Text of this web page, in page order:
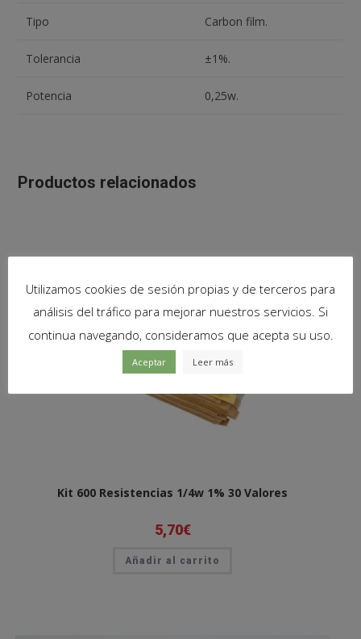
Tipo Carbon film.
Tolerancia ±1%.
Potencia 0,25w.
Productos relacionados
Kit 600 Resistencias 1/4w 1% 30 Valores
5,70€
Añadir al carrito
Utilizamos cookies de sesión propias y de terceros para
análisis del tráfico para mejorar nuestros servicios. Si
continua navegando, consideramos que acepta su uso.
Aceptar Leer más